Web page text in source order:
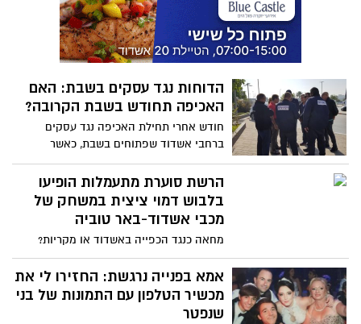
שיסייע לה בגיוס הפקחים
הדוחות נגד עסקים בשבת: האם
האכיפה תחודש בשבת הקרובה?
חודש אחרי תחילת האכיפה נגד עסקים
ברחבי אשדוד שפתוחים בשבת, כאשר
לראשונה בוצעה אכיפה גם במתחמי הקניות
בפאתי העיר, ראש העיר הורה לעצור את
האכיפה - לפי שעה. מה עומד מאחורי
החלטת ראש העיר? מדוע הוא עושה זאת
היום? האם זה יביא להפסקת פעולות
המחאה הציבורית נגדו בנושא הכפייה
הדתית?
הרשת סוערת מתעמלות הופיעו
בלבוש דמוי ציצית במשחק של
מכבי אשדוד-באר טוביה
מחאה כנגד הכפייה באשדוד או מקריות?
במשחק חצי גמר גביע בין מכבי ת"א למכבי
אשדוד-באר טוביה, הופיעו הרקדניות
המעודדות כשהן לבושות במה שנראה כציצית,
פריט לבוש שאותו נוהגים ללבוש גברים דתיים
אמא בפנייה נרגשת: החזירו לי את
מכשיר הטלפון עם התמונות של בני
שנפטר